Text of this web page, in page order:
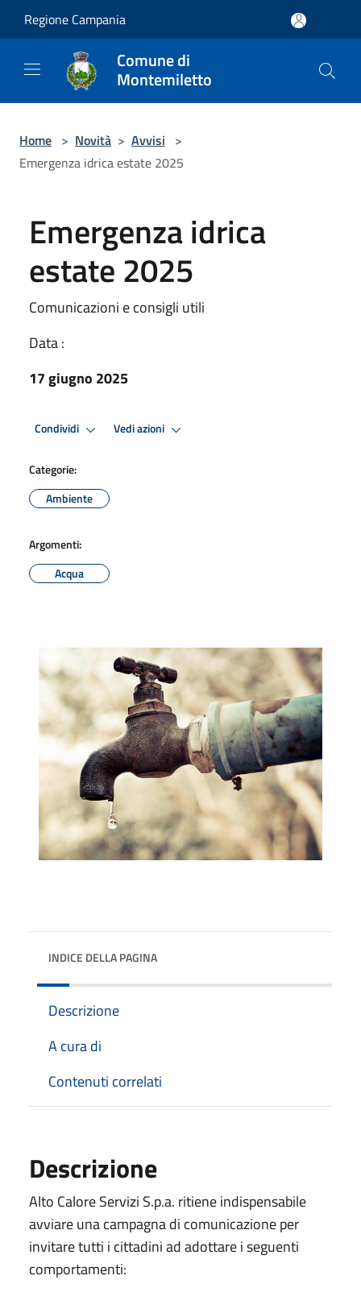
Regione Campania
Comune di
Montemiletto
Home > Novità > Avvisi >
Emergenza idrica estate 2025
Emergenza idrica
estate 2025
Comunicazioni e consigli utili
Data :
17 giugno 2025
Condividi Vedi azioni
Categorie:
Ambiente
Argomenti:
Acqua
INDICE DELLA PAGINA
Descrizione
A cura di
Contenuti correlati
Descrizione
Alto Calore Servizi S.p.a. ritiene indispensabile
avviare una campagna di comunicazione per
invitare tutti i cittadini ad adottare i seguenti
comportamenti: